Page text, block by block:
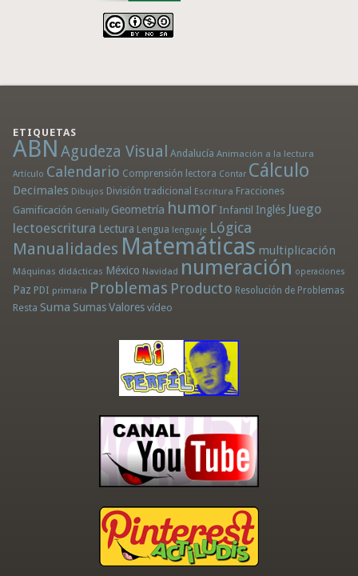
ETIQUETAS
ABN Agudeza Visual Andalucía Animación a la lectura
Artículo Calendario Comprensión lectora Contar Cálculo
Decimales Dibujos División tradicional Escritura Fracciones
Gamificación Genially Geometría humor Infantil Inglés Juego
lectoescritura Lectura Lengua lenguaje Lógica
Manualidades Matemáticas multiplicación
Máquinas didácticas México Navidad numeración operaciones
Paz PDI primaria Problemas Producto Resolución de Problemas
Resta Suma Sumas Valores vídeo